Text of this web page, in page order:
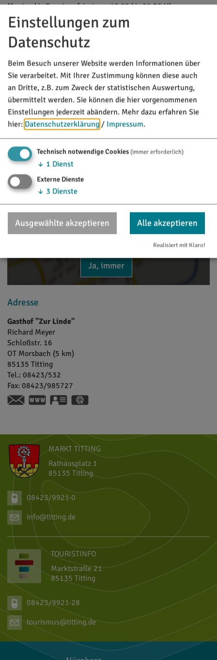
Montag bis Sonntag, feiertags: 18:00 bis 20:30 Uhr
Möchten Sie von Google Maps bereitgestellte externe
Ja, immer
Adresse
Gasthof "Zur Linde"
Richard Meyer
Schloßstr. 16
OT Morsbach (5 km)
85135 Titting
Tel.: 08423/532
Fax: 08423/985727
www.gasthof-meyer-morsbach.de
vCard
MARKT TITTING
Rathausplatz 1
85135 Titting
08423/9921-0
info@titting.de
TOURISTINFO
Marktstraße 21
85135 Titting
08423/9921-28
tourismus@titting.de
Einstellungen zum
Datenschutz
Beim Besuch unserer Website werden Informationen über
Sie verarbeitet. Mit Ihrer Zustimmung können diese auch
an Dritte, z.B. zum Zweck der statistischen Auswertung,
übermittelt werden. Sie können die hier vorgenommenen
Einstellungen jederzeit abändern. Mehr dazu erfahren Sie
hier: Datenschutzerklärung / Impressum.
Technisch notwendige Cookies(immer erforderlich)
↓ 1 Dienst
Externe Dienste
↓ 3 Dienste
Ausgewählte akzeptieren Alle akzeptieren
Realisiert mit Klaro!